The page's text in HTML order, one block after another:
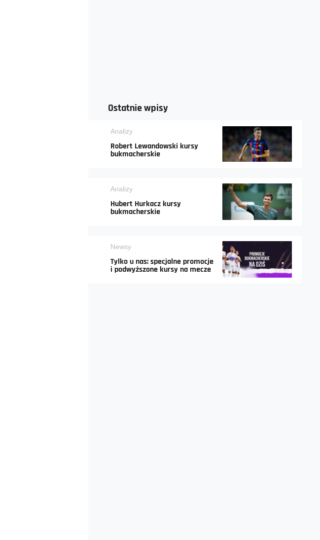
Ostatnie wpisy
Analizy
Robert Lewandowski kursy
bukmacherskie
Analizy
Hubert Hurkacz kursy
bukmacherskie
Newsy
Tylko u nas: specjalne promocje
i podwyższone kursy na mecze